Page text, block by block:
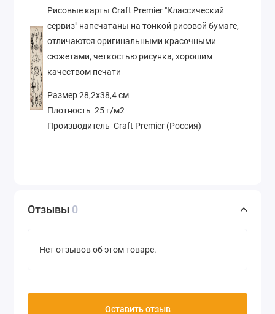
Рисовые карты Craft Premier "Классический
сервиз" напечатаны на тонкой рисовой бумаге,
отличаются оригинальными красочными
сюжетами, четкостью рисунка, хорошим
качеством печати
Размер 28,2х38,4 см
Плотность 25 г/м2
Производитель Craft Premier (Россия)
Отзывы 0
Нет отзывов об этом товаре.
Оставить отзыв